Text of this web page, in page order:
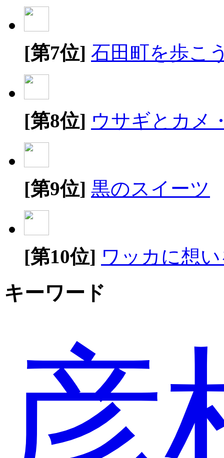
[第7位] 石田町を歩こ
[第8位] ウサギとカメ
[第9位] 黒のスイーツ
[第10位] ワッカに想
キーワード